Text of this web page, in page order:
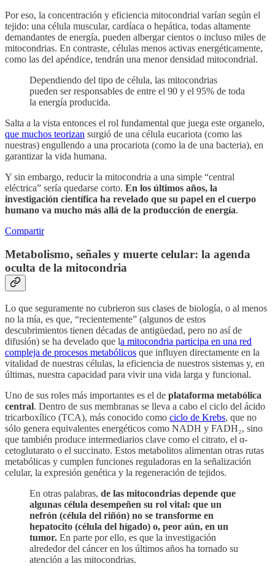
Por eso, la concentración y eficiencia mitocondrial varían según el
tejido: una célula muscular, cardíaca o hepática, todas altamente
demandantes de energía, pueden albergar cientos o incluso miles de
mitocondrias. En contraste, células menos activas energéticamente,
como las del apéndice, tendrán una menor densidad mitocondrial.
Dependiendo del tipo de célula, las mitocondrias
pueden ser responsables de entre el 90 y el 95% de toda
la energía producida.
Salta a la vista entonces el rol fundamental que juega este organelo,
que muchos teorizan surgió de una célula eucariota (como las
nuestras) engullendo a una procariota (como la de una bacteria), en
garantizar la vida humana.
Y sin embargo, reducir la mitocondria a una simple “central
eléctrica” sería quedarse corto. En los últimos años, la
investigación científica ha revelado que su papel en el cuerpo
humano va mucho más allá de la producción de energía.
Compartir
Metabolismo, señales y muerte celular: la agenda
oculta de la mitocondria
Lo que seguramente no cubrieron sus clases de biología, o al menos
no la mía, es que, “recientemente” (algunos de estos
descubrimientos tienen décadas de antigüedad, pero no así de
difusión) se ha develado que la mitocondria participa en una red
compleja de procesos metabólicos que influyen directamente en la
vitalidad de nuestras células, la eficiencia de nuestros sistemas y, en
últimas, nuestra capacidad para vivir una vida larga y funcional.
Uno de sus roles más importantes es el de plataforma metabólica
central. Dentro de sus membranas se lleva a cabo el ciclo del ácido
tricarboxílico (TCA), más conocido como ciclo de Krebs, que no
sólo genera equivalentes energéticos como NADH y FADH₂, sino
que también produce intermediarios clave como el citrato, el α-
cetoglutarato o el succinato. Estos metabolitos alimentan otras rutas
metabólicas y cumplen funciones reguladoras en la señalización
celular, la expresión genética y la regeneración de tejidos.
En otras palabras, de las mitocondrias depende que
algunas célula desempeñen su rol vital: que un
nefrón (célula del riñón) no se transforme en
hepatocito (célula del hígado) o, peor aún, en un
tumor. En parte por ello, es que la investigación
alrededor del cáncer en los últimos años ha tornado su
atención a las mitocondrias.